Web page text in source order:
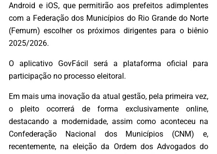
Android e iOS, que permitirão aos prefeitos adimplentes
com a Federação dos Municípios do Rio Grande do Norte
(Femurn) escolher os próximos dirigentes para o biênio
2025/2026.
O aplicativo GovFácil será a plataforma oficial para
participação no processo eleitoral.
Em mais uma inovação da atual gestão, pela primeira vez,
o pleito ocorrerá de forma exclusivamente online,
destacando a modernidade, assim como aconteceu na
Confederação Nacional dos Municípios (CNM) e,
recentemente, na eleição da Ordem dos Advogados do